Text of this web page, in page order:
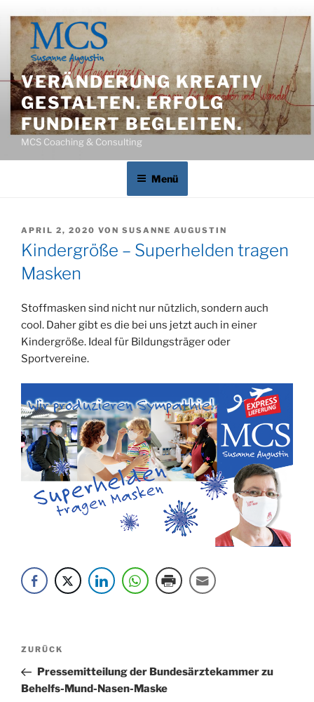
Inhalt
springen
VERÄNDERUNG KREATIV
GESTALTEN. ERFOLG
FUNDIERT BEGLEITEN.
MCS Coaching & Consulting
Menü
VERÖFFENTLICHT
AM
APRIL 2, 2020 VON SUSANNE AUGUSTIN
Kindergröße – Superhelden tragen
Masken
Stoffmasken sind nicht nur nützlich, sondern auch
cool. Daher gibt es die bei uns jetzt auch in einer
Kindergröße. Ideal für Bildungsträger oder
Sportvereine.
Beitragsnavigation
Vorheriger
Beitrag
ZURÜCK
Pressemitteilung der Bundesärztekammer zu
Behelfs-Mund-Nasen-Maske